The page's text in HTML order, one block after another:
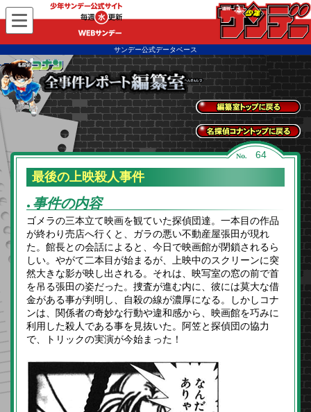
WEBサンデー
サンデー公式データベース
全事件レポートトッ
プに戻る
名探偵コナントップ
に戻る
64
最後の上映殺人事件
● 事件の内容
ゴメラの三本立て映画を観ていた探偵団達。一本目の作品
が終わり売店へ行くと、ガラの悪い不動産屋張田が現れ
た。館長との会話によると、今日で映画館が閉鎖されるら
しい。やがて二本目が始まるが、上映中のスクリーンに突
然大きな影が映し出される。それは、映写室の窓の前で首
を吊る張田の姿だった。捜査が進む内に、彼には莫大な借
金がある事が判明し、自殺の線が濃厚になる。しかしコナ
ンは、関係者の奇妙な行動や違和感から、映画館を巧みに
利用した殺人である事を見抜いた。阿笠と探偵団の協力
で、トリックの実演が今始まった！